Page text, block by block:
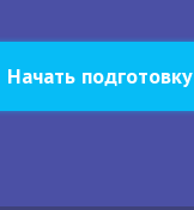
Начать подготовку